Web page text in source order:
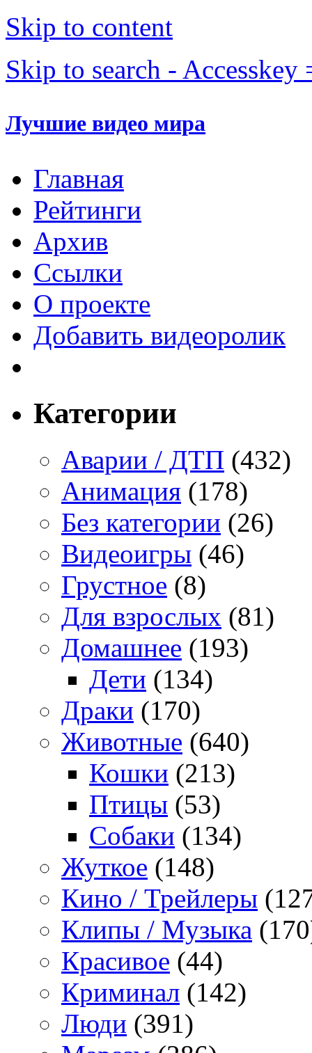
Skip to content
Skip to search - Accesskey
Лучшие видео мира
Главная
Рейтинги
Архив
Ссылки
О проекте
Добавить видеоролик
Категории
Аварии / ДТП (432)
Анимация (178)
Без категории (26)
Видеоигры (46)
Грустное (8)
Для взрослых (81)
Домашнее (193)
Дети (134)
Драки (170)
Животные (640)
Кошки (213)
Птицы (53)
Собаки (134)
Жуткое (148)
Кино / Трейлеры
Клипы / Музыка
Красивое (44)
Криминал (142)
Люди (391)